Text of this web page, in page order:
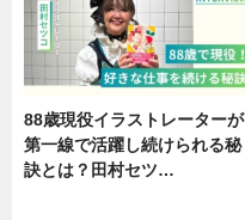
88歳現役イラストレーターが
第一線で活躍し続けられる秘
訣とは？田村セツ…